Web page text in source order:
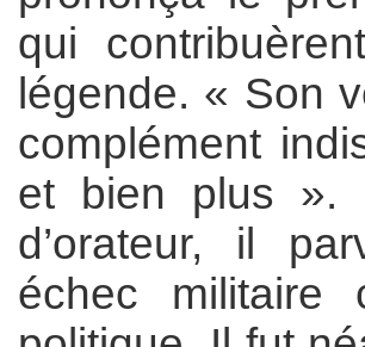
qui
légende. « Son
complément
et bien plus ».
d’orateur, il
échec militaire